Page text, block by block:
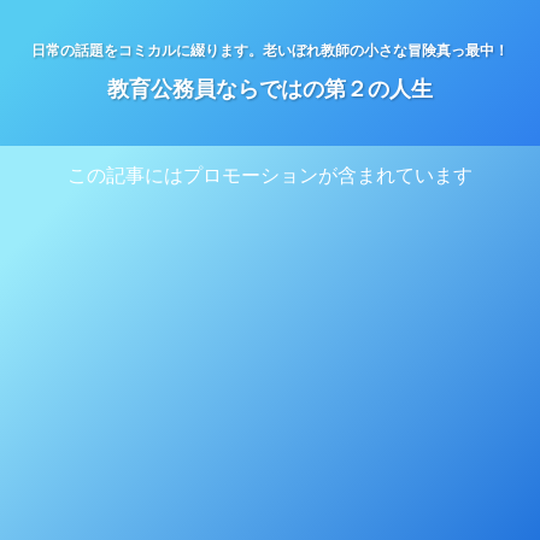
日常の話題をコミカルに綴ります。老いぼれ教師の小さな冒険真っ最中！
教育公務員ならではの第２の人生
この記事にはプロモーションが含まれています